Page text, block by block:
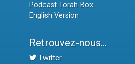
Podcast Torah-Box
English Version
Retrouvez-nous...
Twitter